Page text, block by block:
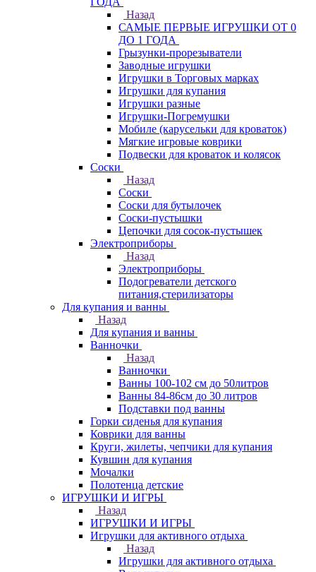
Назад
САМЫЕ ПЕРВЫЕ ИГРУШКИ ОТ 0
ДО 1 ГОДА
Грызунки-прорезыватели
Заводные игрушки
Игрушки в Торговых марках
Игрушки для купания
Игрушки разные
Игрушки-Погремушки
Мобиле (карусельки для кроваток)
Мягкие игровые коврики
Подвески для кроваток и колясок
Соски
Назад
Соски
Соски для бутылочек
Соски-пустышки
Цепочки для сосок-пустышек
Электроприборы
Назад
Электроприборы
Подогреватели детского
питания,стерилизаторы
Для купания и ванны
Назад
Для купания и ванны
Ванночки
Назад
Ванночки
Ванны 100-102 см до 50литров
Ванны 84-86см до 30 литров
Подставки под ванны
Горки сиденья для купания
Коврики для ванны
Круги, жилеты, чепчики для купания
Кувшин для купания
Мочалки
Полотенца детские
ИГРУШКИ И ИГРЫ
Назад
ИГРУШКИ И ИГРЫ
Игрушки для активного отдыха
Назад
Игрушки для активного отдыха